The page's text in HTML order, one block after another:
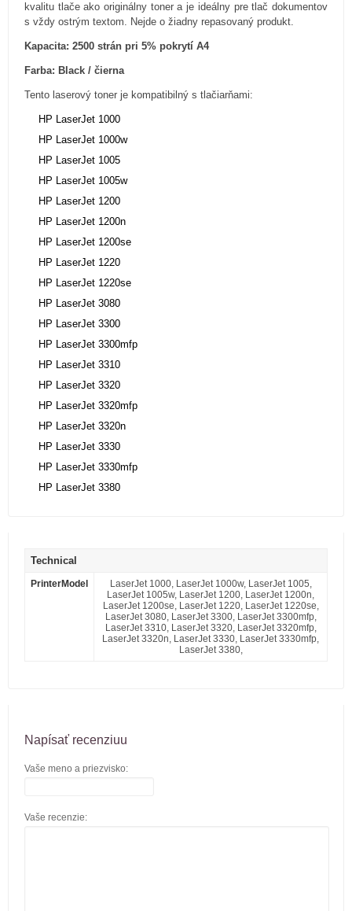
kvalitu tlače ako originálny toner a je ideálny pre tlač dokumentov
s vždy ostrým textom. Nejde o žiadny repasovaný produkt.
Kapacita: 2500 strán pri 5% pokrytí A4
Farba: Black / čierna
Tento laserový toner je kompatibilný s tlačiarňami:
HP LaserJet 1000
HP LaserJet 1000w
HP LaserJet 1005
HP LaserJet 1005w
HP LaserJet 1200
HP LaserJet 1200n
HP LaserJet 1200se
HP LaserJet 1220
HP LaserJet 1220se
HP LaserJet 3080
HP LaserJet 3300
HP LaserJet 3300mfp
HP LaserJet 3310
HP LaserJet 3320
HP LaserJet 3320mfp
HP LaserJet 3320n
HP LaserJet 3330
HP LaserJet 3330mfp
HP LaserJet 3380
Technical
PrinterModel
LaserJet 1000, LaserJet 1000w, LaserJet 1005,
LaserJet 1005w, LaserJet 1200, LaserJet 1200n,
LaserJet 1200se, LaserJet 1220, LaserJet 1220se,
LaserJet 3080, LaserJet 3300, LaserJet 3300mfp,
LaserJet 3310, LaserJet 3320, LaserJet 3320mfp,
LaserJet 3320n, LaserJet 3330, LaserJet 3330mfp,
LaserJet 3380,
Napísať recenziuu
Vaše meno a priezvisko:
Vaše recenzie: